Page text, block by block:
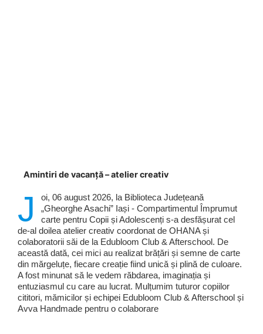
Amintiri de vacanță – atelier creativ
J
oi, 06 august 2026, la Biblioteca Județeană
„Gheorghe Asachi” Iași - Compartimentul Împrumut
carte pentru Copii și Adolescenți s-a desfășurat cel
de-al doilea atelier creativ coordonat de OHANA și
colaboratorii săi de la Edubloom Club & Afterschool. De
această dată, cei mici au realizat brățări și semne de carte
din mărgeluțe, fiecare creație fiind unică și plină de culoare.
A fost minunat să le vedem răbdarea, imaginația și
entuziasmul cu care au lucrat. Mulțumim tuturor copiilor
cititori, mămicilor și echipei Edubloom Club & Afterschool și
Avva Handmade pentru o colaborare